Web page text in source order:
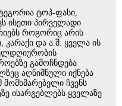
ტოპ-ფასი,
ისეთი პირველადი
როგორიც არის
კარაქი და ა.შ. ყველა ის
გამოჩნდება
აღნიშნული იქნება
მომხმარებელი ჩვენს
ისარგებლებს ყველაზე